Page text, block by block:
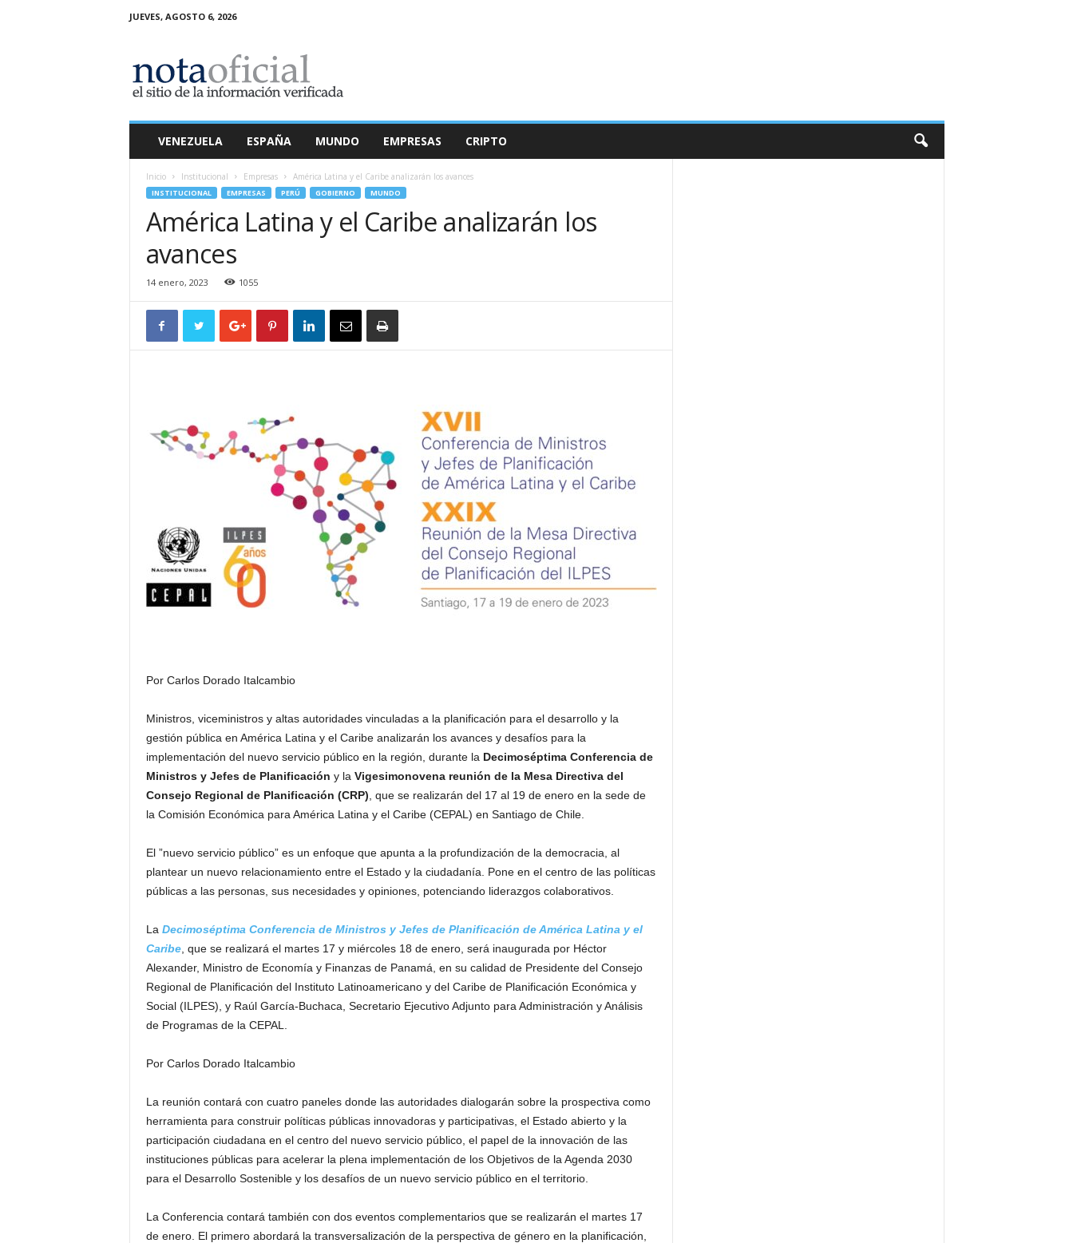
JUEVES, AGOSTO 6, 2026
a
O
VENEZUELA ESPAÑA MUNDO EMPRESAS CRIPTO
Inicio Institucional Empresas América Latina y el Caribe analizarán los avances
INSTITUCIONAL EMPRESAS PERÚ GOBIERNO MUNDO
América Latina y el Caribe analizarán los
avances
14 enero, 2023 1055
Por Carlos Dorado Italcambio
Ministros, viceministros y altas autoridades vinculadas a la planificación para el desarrollo y la
gestión pública en América Latina y el Caribe analizarán los avances y desafíos para la
implementación del nuevo servicio público en la región, durante la Decimoséptima Conferencia de
Ministros y Jefes de Planificación y la Vigesimonovena reunión de la Mesa Directiva del
Consejo Regional de Planificación (CRP) , que se realizarán del 17 al 19 de enero en la sede de
la Comisión Económica para América Latina y el Caribe (CEPAL) en Santiago de Chile.
El ”nuevo servicio público” es un enfoque que apunta a la profundización de la democracia, al
plantear un nuevo relacionamiento entre el Estado y la ciudadanía. Pone en el centro de las políticas
públicas a las personas, sus necesidades y opiniones, potenciando liderazgos colaborativos.
La Decimoséptima Conferencia de Ministros y Jefes de Planificación de América Latina y el
Caribe, que se realizará el martes 17 y miércoles 18 de enero, será inaugurada por Héctor
Alexander, Ministro de Economía y Finanzas de Panamá, en su calidad de Presidente del Consejo
Regional de Planificación del Instituto Latinoamericano y del Caribe de Planificación Económica y
Social (ILPES), y Raúl García-Buchaca, Secretario Ejecutivo Adjunto para Administración y Análisis
de Programas de la CEPAL.
Por Carlos Dorado Italcambio
La reunión contará con cuatro paneles donde las autoridades dialogarán sobre la prospectiva como
herramienta para construir políticas públicas innovadoras y participativas, el Estado abierto y la
participación ciudadana en el centro del nuevo servicio público, el papel de la innovación de las
instituciones públicas para acelerar la plena implementación de los Objetivos de la Agenda 2030
para el Desarrollo Sostenible y los desafíos de un nuevo servicio público en el territorio.
La Conferencia contará también con dos eventos complementarios que se realizarán el martes 17
de enero. El primero abordará la transversalización de la perspectiva de género en la planificación,